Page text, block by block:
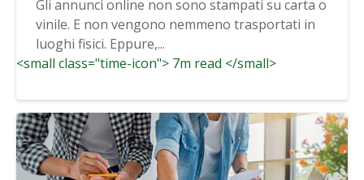
Gli annunci online non sono stampati su carta o
vinile. E non vengono nemmeno trasportati in
luoghi fisici. Eppure,...
<small class="time-icon"> 7m read </small>